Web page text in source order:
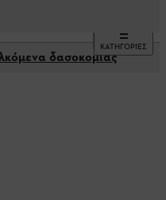
ΚΑΤΗΓΟΡΙΕΣ
δασοκομίας